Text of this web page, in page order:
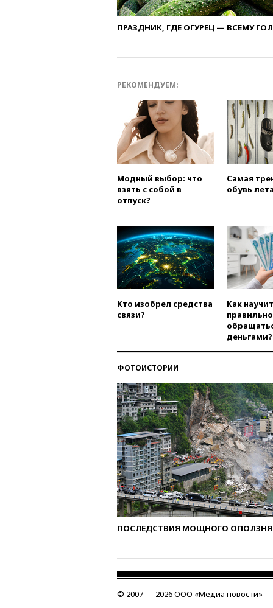
ПРАЗДНИК, ГДЕ ОГУРЕЦ — ВСЕМУ
РЕКОМЕНДУЕМ:
Модный выбор: что
взять с собой в
отпуск?
Самая
обувь
Кто изобрел средства
связи?
Как
правильно
деньгами?
ФОТОИСТОРИИ
ПОСЛЕДСТВИЯ МОЩНОГО ОПОЛЗНЯ
© 2007 — 2026 ООО «Медиа новости»